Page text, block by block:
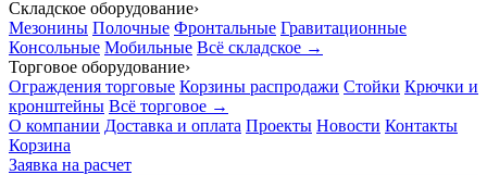
Складское оборудование›
Мезонины Полочные Фронтальные Гравитационные
Консольные Мобильные Всё складское →
Торговое оборудование›
Ограждения торговые Корзины распродажи Стойки Крючки и
кронштейны Всё торговое →
О компании Доставка и оплата Проекты Новости Контакты
Корзина
Заявка на расчет